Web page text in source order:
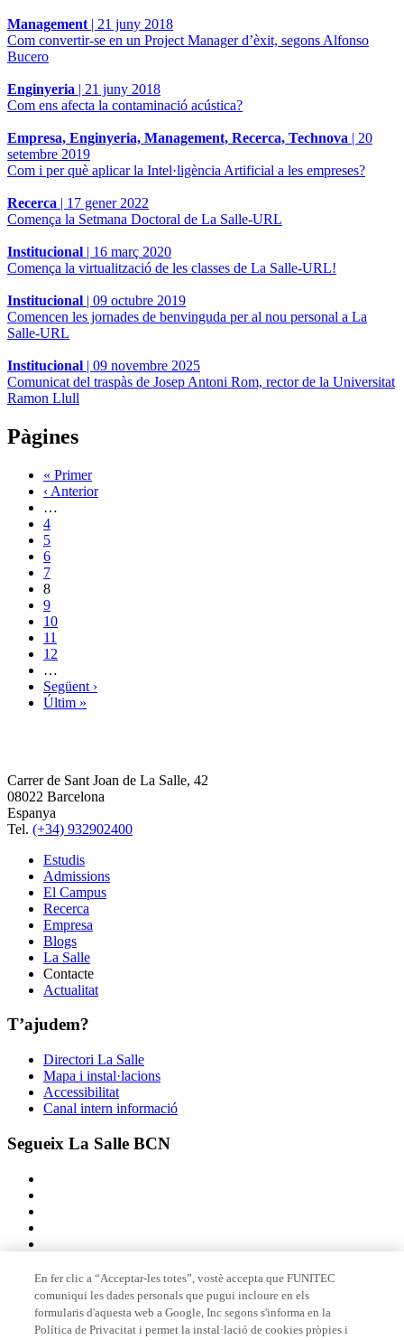
Management | 21 juny 2018
Com convertir-se en un Project Manager d’èxit, segons Alfonso
Bucero
Enginyeria | 21 juny 2018
Com ens afecta la contaminació acústica?
Empresa, Enginyeria, Management, Recerca, Technova | 20
setembre 2019
Com i per què aplicar la Intel·ligència Artificial a les empreses?
Recerca | 17 gener 2022
Comença la Setmana Doctoral de La Salle-URL
Institucional | 16 març 2020
Comença la virtualització de les classes de La Salle-URL!
Institucional | 09 octubre 2019
Comencen les jornades de benvinguda per al nou personal a La
Salle-URL
Institucional | 09 novembre 2025
Comunicat del traspàs de Josep Antoni Rom, rector de la Universitat
Ramon Llull
Pàgines
« Primer
‹ Anterior
…
4
5
6
7
8
9
10
11
12
…
Següent ›
Últim »
Carrer de Sant Joan de La Salle, 42
08022 Barcelona
Espanya
Tel. (+34) 932902400
Estudis
Admissions
El Campus
Recerca
Empresa
Blogs
La Salle
Contacte
Actualitat
T’ajudem?
Directori La Salle
Mapa i instal·lacions
Accessibilitat
Canal intern informació
Segueix La Salle BCN
Membre de
En fer clic a “Acceptar-les totes”, vostè accepta que FUNITEC
comuniqui les dades personals que pugui incloure en els
formularis d'aquesta web a Google, Inc segons s'informa en la
Política de Privacitat i permet la instal·lació de cookies pròpies i